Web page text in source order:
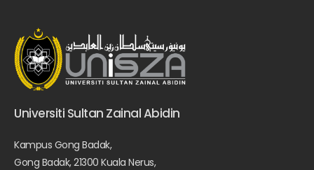
Universiti Sultan Zainal Abidin
Kampus Gong Badak,
Gong Badak, 21300 Kuala Nerus,